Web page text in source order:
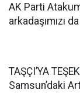
AK Parti
arkadaşımızı
TAŞÇI’YA
Samsun’daki